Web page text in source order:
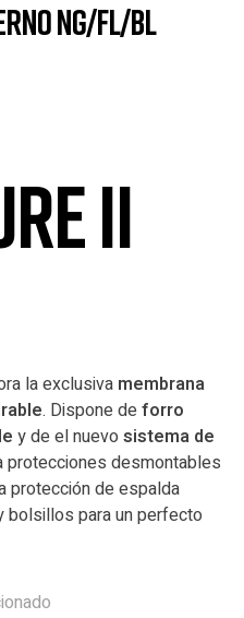
NG/FL/BL
II
la exclusiva membrana
. Dispone deforro
y de el nuevo sistema de
protecciones desmontables
protección de espalda
bolsillos para un perfecto